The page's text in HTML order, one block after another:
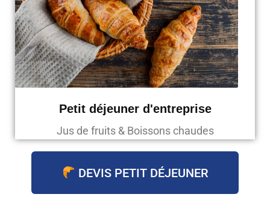
Petit déjeuner d'entreprise
Jus de fruits & Boissons chaudes
DEVIS PETIT DÉJEUNER